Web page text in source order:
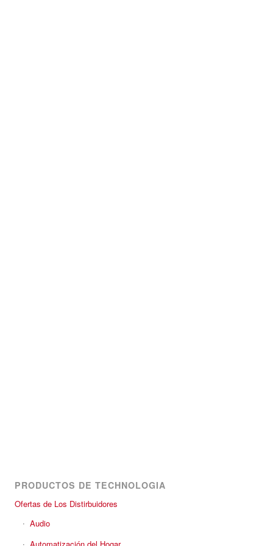
PRODUCTOS DE TECHNOLOGIA
Ofertas de Los Distirbuidores
Audio